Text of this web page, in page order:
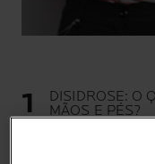
DISIDROSE: O
MÃOS E PÉS?